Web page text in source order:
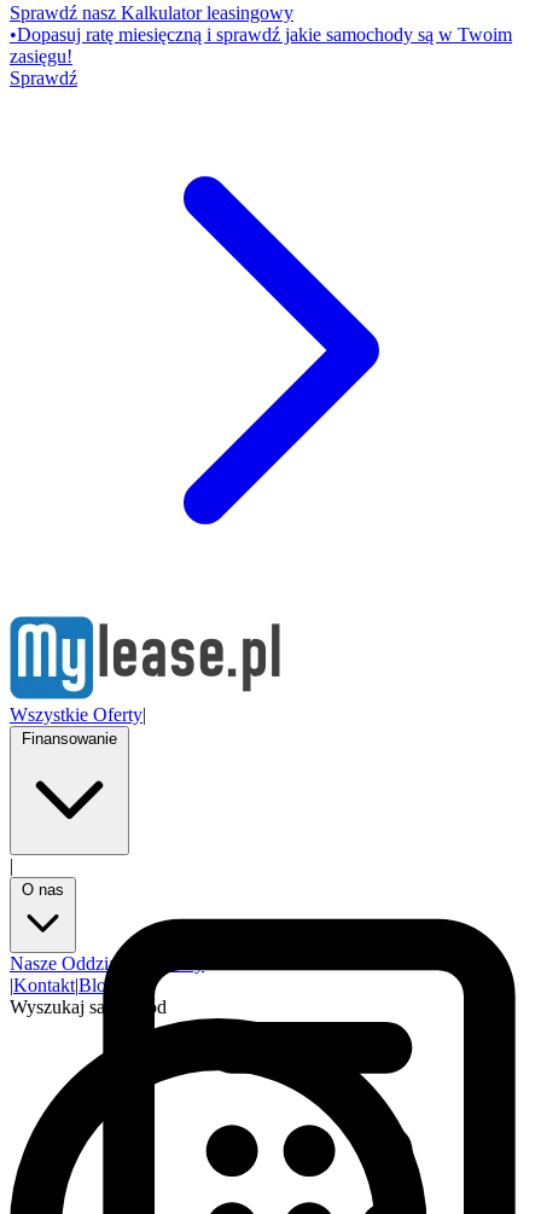
Sprawdź nasz Kalkulator leasingowy
•Dopasuj ratę miesięczną i sprawdź jakie samochody są w Twoim
zasięgu!
Sprawdź
Wszystkie Oferty|
|
Nasze Oddziały
|Kontakt|Blog
Wyszukaj samochód